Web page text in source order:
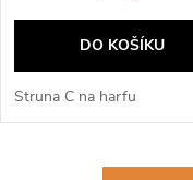
DO KOŠÍKU
Struna C na harfu